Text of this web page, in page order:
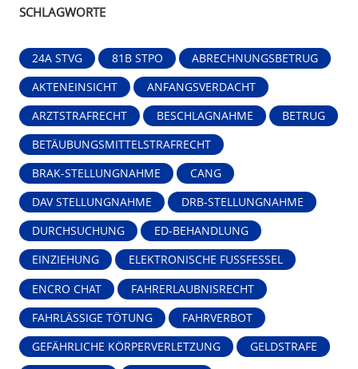
SCHLAGWORTE
24A STVG 81B STPO ABRECHNUNGSBETRUG
AKTENEINSICHT ANFANGSVERDACHT
ARZTSTRAFRECHT BESCHLAGNAHME BETRUG
BETÄUBUNGSMITTELSTRAFRECHT
BRAK-STELLUNGNAHME CANG
DAV STELLUNGNAHME DRB-STELLUNGNAHME
DURCHSUCHUNG ED-BEHANDLUNG
EINZIEHUNG ELEKTRONISCHE FUSSFESSEL
ENCRO CHAT FAHRERLAUBNISRECHT
FAHRLÄSSIGE TÖTUNG FAHRVERBOT
GEFÄHRLICHE KÖRPERVERLETZUNG GELDSTRAFE